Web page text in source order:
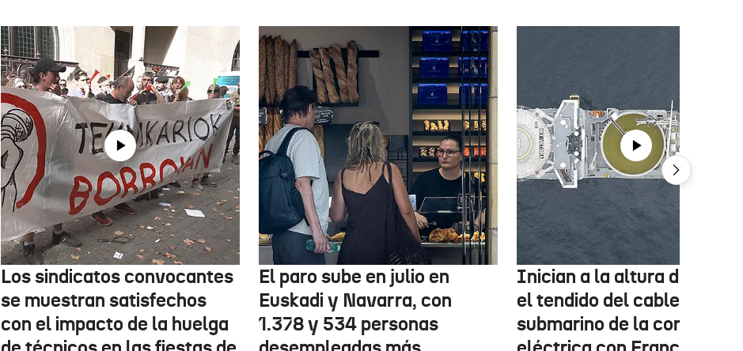
Los sindicatos convocantes
se muestran satisfechos
con el impacto de la huelga
El paro sube en julio en
Euskadi y Navarra, con
1.378 y 534 personas
Inician a la altura de
el tendido del cable
submarino de la conexión